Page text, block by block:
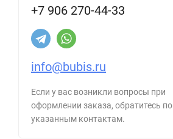
+7 906 270-44-33
info@bubis.ru
Если у вас возникли вопросы при
оформлении заказа, обратитесь по
указанным контактам.